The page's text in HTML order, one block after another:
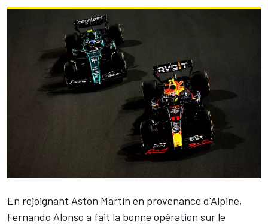
En rejoignant Aston Martin en provenance d'Alpine,
Fernando Alonso a fait la bonne opération sur le